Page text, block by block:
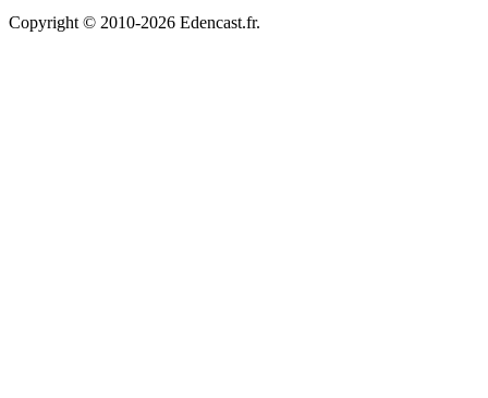
Copyright © 2010-2026 Edencast.fr.